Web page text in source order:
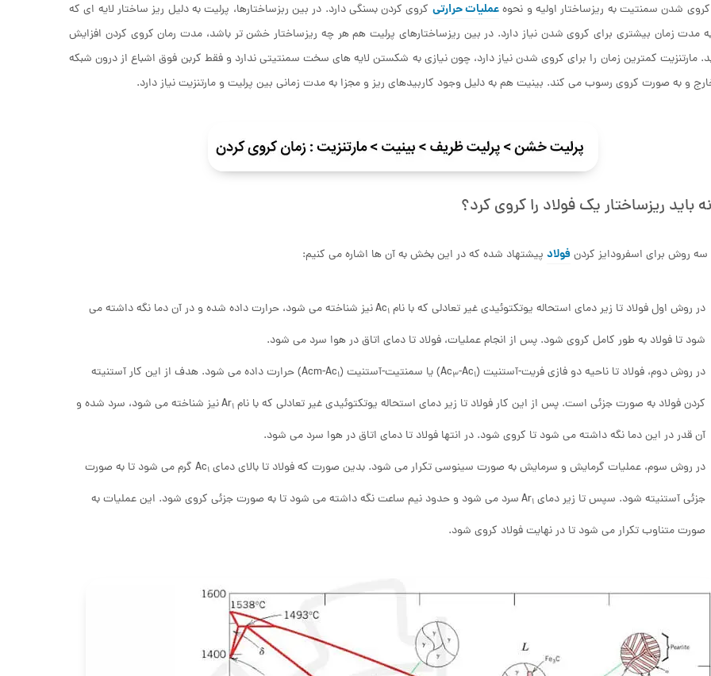
شدن سمنتیت به ریزساختار اولیه و نحوهعملیات حرارتی کروی کردن بسنگی دارد. در بین ربزساختارها، پرلیت به دلیل ریز ساختار لایه ای که
به مدت زمان بیشتری برای کروی شدن نیاز دارد. در بین ریزساختارهای پرلیت هم هر چه ریزساختار خشن تر باشد، مدت رمان کروی کردن افزایش
مارتنزیت کمترین زمان را برای کروی شدن نیاز دارد، چون نیازی به شکستن لایه های سخت سمنتیتی ندارد و فقط کربن فوق اشباع از درون شبکه
و به صورت کروی رسوب می کند. بینیت هم به دلیل وجود کاربیدهای ریز و مجزا به مدت زمانی بین پرلیت و مارتنزیت نیاز دارد.
باید ریزساختار یک فولاد را کروی کرد؟
روش برای اسفرودایز کردنفولاد پیشتهاد شده که در این بخش به آن ها اشاره می کنیم:
در روش اول فولاد تا زیر دمای استحاله یوتکتوئیدی غیر تعادلی که با نام Ac 1
نیز شناخته می شود، حرارت داده شده و در آن دما نگه داشته می
شود تا فولاد به طور کامل کروی شود. پس از انجام عملیات، فولاد تا دمای اتاق در هوا سرد می شود.
در روش دوم، فولاد تا ناحیه دو فازی فریت-آستنیت (Ac
3-Ac1 ) یا سمنتیت-آستنیت (Acm-Ac1
) حرارت داده می شود. هدف از این کار آستنیته
کردن فولاد به صورت جزئی است. پس از این کار فولاد تا زیر دمای استحاله یوتکتوئیدی غیر تعادلی که با نام Ar 1
نیز شناخته می شود، سرد شده و
آن قدر در این دما نگه داشته می شود تا کروی شود. در انتها فولاد تا دمای اتاق در هوا سرد می شود.
در روش سوم، عملیات گرمایش و سرمایش به صورت سینوسی تکرار می شود. بدین صورت که فولاد تا بالای دمای Ac 1
گرم می شود تا به صورت
جزئی آستنیته شود. سپس تا زیر دمای Ar 1
سرد می شود و حدود نیم ساعت نگه داشته می شود تا به صورت جزئی کروی شود. این عملیات به
صورت متناوب تکرار می شود تا در نهایت فولاد کروی شود.